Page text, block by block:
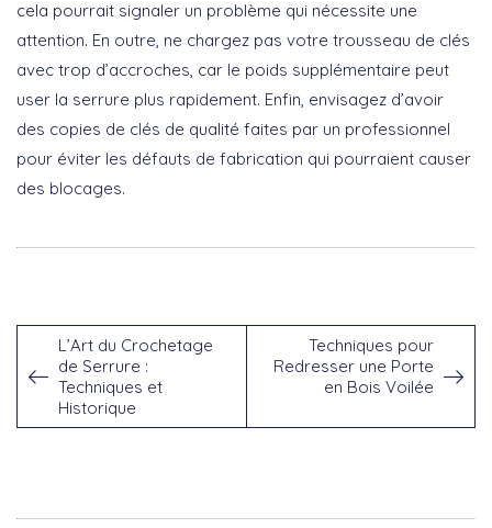
cela pourrait signaler un problème qui nécessite une
attention. En outre, ne chargez pas votre trousseau de clés
avec trop d’accroches, car le poids supplémentaire peut
user la serrure plus rapidement. Enfin, envisagez d’avoir
des copies de clés de qualité faites par un professionnel
pour éviter les défauts de fabrication qui pourraient causer
des blocages.
L’Art du Crochetage
de Serrure :
Techniques et
Historique
Techniques pour
Redresser une Porte
en Bois Voilée